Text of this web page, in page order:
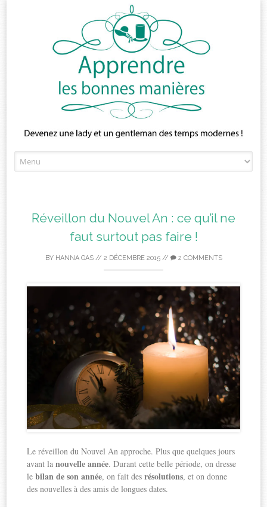
to
Réveillon du Nouvel An : ce qu’il ne
faut surtout pas faire !
BY HANNA GAS// 2 DÉCEMBRE 2015// 2 COMMENTS
Le réveillon du Nouvel An approche. Plus que quelques jours
avant lanouvelle année. Durant cette belle période, on dresse
lebilan de son année, on fait desrésolutions, et on donne
des nouvelles à des amis de longues dates.